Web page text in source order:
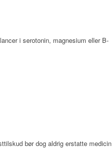
i serotonin, magnesium eller B-
bør dog aldrig erstatte medicin